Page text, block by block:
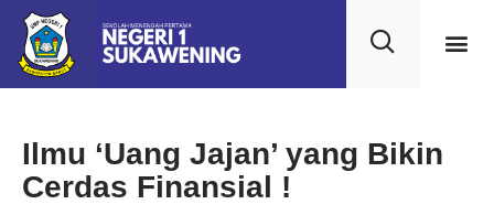
Ilmu ‘Uang Jajan’ yang Bikin
Cerdas Finansial !